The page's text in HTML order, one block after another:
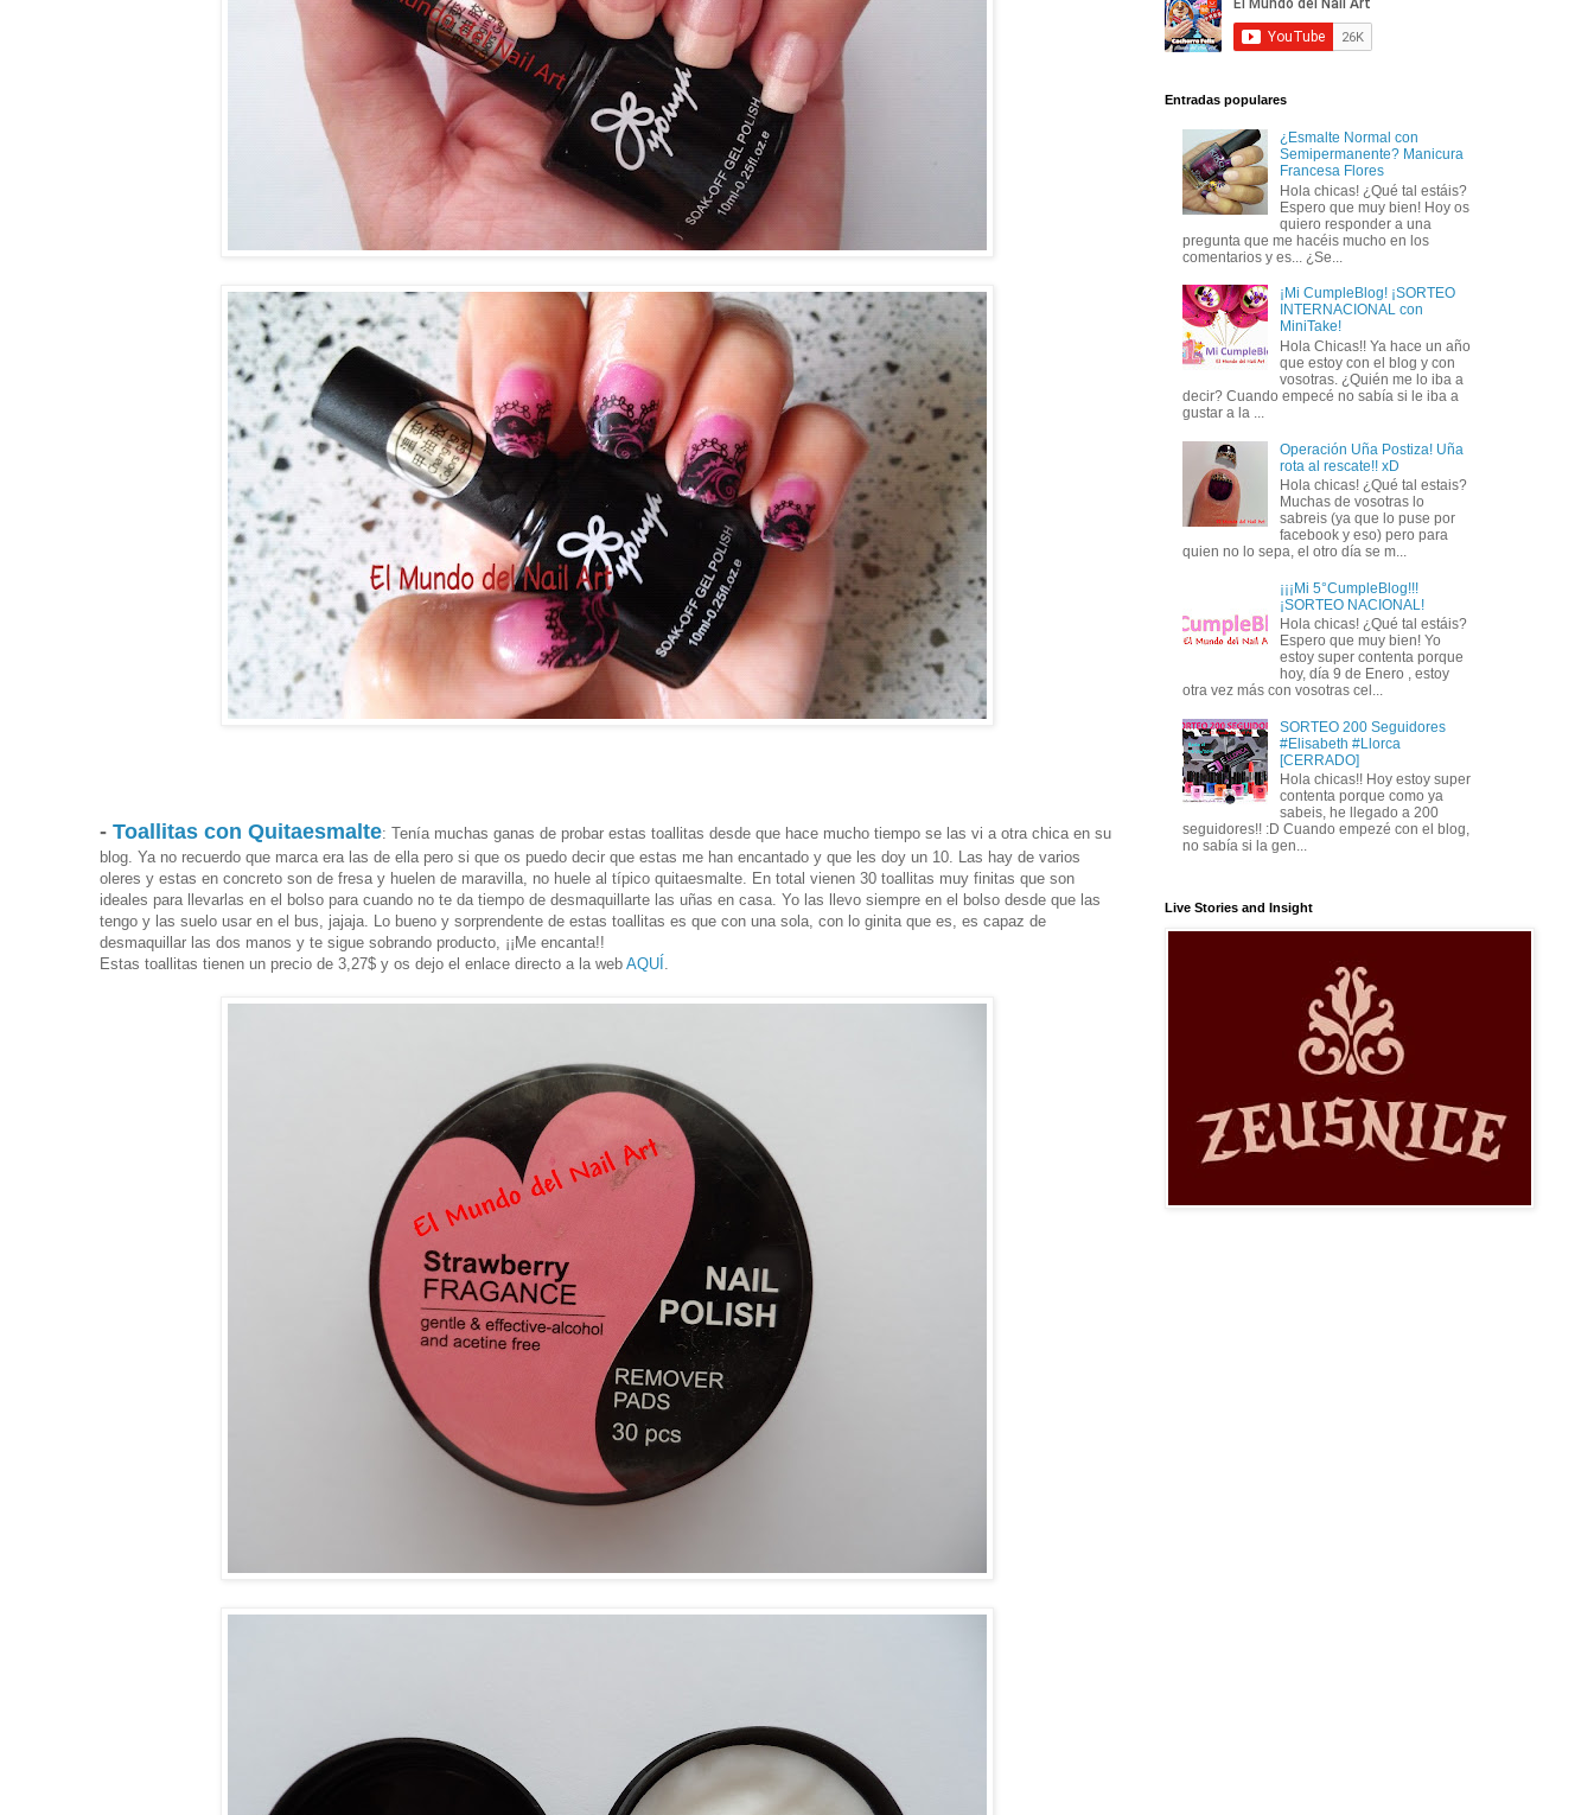
- Toallitas con Quitaesmalte: Tenía muchas ganas de probar estas toallitas desde que hace mucho tiempo se las vi a otra chica en su
blog. Ya no recuerdo que marca era las de ella pero si que os puedo decir que estas me han encantado y que les doy un 10. Las hay de varios
oleres y estas en concreto son de fresa y huelen de maravilla, no huele al típico quitaesmalte. En total vienen 30 toallitas muy finitas que son
ideales para llevarlas en el bolso para cuando no te da tiempo de desmaquillarte las uñas en casa. Yo las llevo siempre en el bolso desde que las
tengo y las suelo usar en el bus, jajaja. Lo bueno y sorprendente de estas toallitas es que con una sola, con lo ginita que es, es capaz de
desmaquillar las dos manos y te sigue sobrando producto, ¡¡Me encanta!!
Estas toallitas tienen un precio de 3,27$ y os dejo el enlace directo a la web AQUÍ
Entradas populares
¿Esmalte Normal con
Semipermanente? Manicura
Francesa Flores
Hola chicas! ¿Qué tal estáis?
Espero que muy bien! Hoy os
quiero responder a una
pregunta que me hacéis mucho en los
comentarios y es... ¿Se...
¡Mi CumpleBlog! ¡SORTEO
INTERNACIONAL con
MiniTake!
Hola Chicas!! Ya hace un año
que estoy con el blog y con
vosotras. ¿Quién me lo iba a
decir? Cuando empecé no sabía si le iba a
gustar a la ...
Operación Uña Postiza! Uña
rota al rescate!! xD
Hola chicas! ¿Qué tal estais?
Muchas de vosotras lo
sabreis (ya que lo puse por
facebook y eso) pero para
quien no lo sepa, el otro día se m...
¡¡¡Mi 5°CumpleBlog!!!
¡SORTEO NACIONAL!
Hola chicas! ¿Qué tal estáis?
Espero que muy bien! Yo
estoy super contenta porque
hoy, día 9 de Enero , estoy
otra vez más con vosotras cel...
SORTEO 200 Seguidores
#Elisabeth #Llorca
[CERRADO]
Hola chicas!! Hoy estoy super
contenta porque como ya
sabeis, he llegado a 200
seguidores!! :D Cuando empezé con el blog,
no sabía si la gen...
Live Stories and Insight